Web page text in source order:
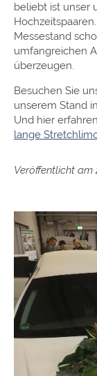
beliebt ist unser
Messestand
umfangreichen
überzeugen.
Besuchen Sie
unserem Stand
Und hier
lange
Veröffentlicht am